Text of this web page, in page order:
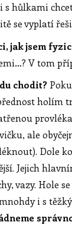
s hůlkami
se vyplatí
jak jsem
V tom
chodit?
holím
ale
Dole
Jejich
vazy. Hole
i s